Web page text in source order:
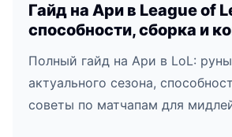
Гайд на Ари в League of
способности, сборка и
Полный гайд на Ари в LoL:
актуального сезона,
советы по матчапам для